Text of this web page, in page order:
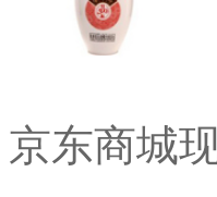
京东商城